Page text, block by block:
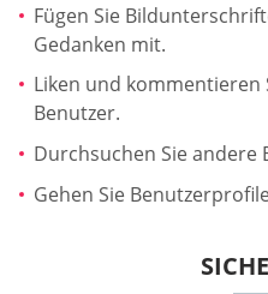
Fügen Sie
Gedanken mit.
Liken und kommentieren
Benutzer.
Durchsuchen Sie andere
Gehen Sie